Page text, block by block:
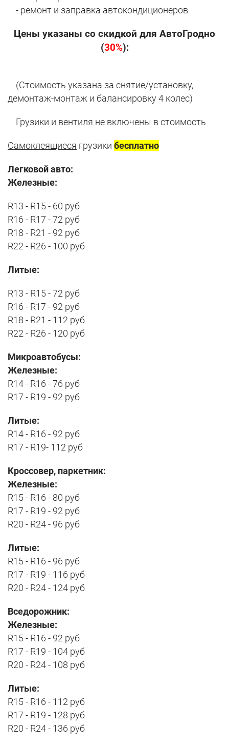
- ремонт и заправка автокондиционеров
Цены указаны со скидкой для АвтоГродно
(30%):
(Стоимость указана за снятие/установку,
демонтаж-монтаж и балансировку 4 колес)
Грузики и вентиля не включены в стоимость
Самоклеящиеся грузики бесплатно
Легковой авто:
Железные:
R13 - R15 - 60 руб
R16 - R17 - 72 руб
R18 - R21 - 92 руб
R22 - R26 - 100 руб
Литые:
R13 - R15 - 72 руб
R16 - R17 - 92 руб
R18 - R21 - 112 руб
R22 - R26 - 120 руб
Микроавтобусы:
Железные:
R14 - R16 - 76 руб
R17 - R19 - 92 руб
Литые:
R14 - R16 - 92 руб
R17 - R19- 112 руб
Кроссовер, паркетник:
Железные:
R15 - R16 - 80 руб
R17 - R19 - 92 руб
R20 - R24 - 96 руб
Литые:
R15 - R16 - 96 руб
R17 - R19 - 116 руб
R20 - R24 - 124 руб
Вседорожник:
Железные:
R15 - R16 - 92 руб
R17 - R19 - 104 руб
R20 - R24 - 108 руб
Литые:
R15 - R16 - 112 руб
R17 - R19 - 128 руб
R20 - R24 - 136 руб